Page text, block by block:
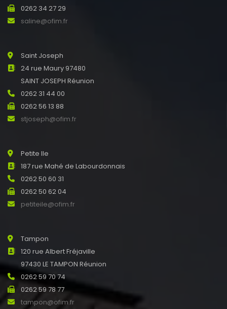
0262 34 27 29
saline@ofim.fr
Saint Joseph
24 rue Maury 97480
SAINT JOSEPH Réunion
0262 31 44 00
0262 56 13 88
stjoseph@ofim.fr
Petite Ile
187 rue Mahé de Labourdonnais
0262 50 60 31
0262 50 62 04
petiteile@ofim.fr
Tampon
120 rue Albert Fréjaville
97430 LE TAMPON Réunion
0262 59 70 74
0262 59 78 77
tampon@ofim.fr